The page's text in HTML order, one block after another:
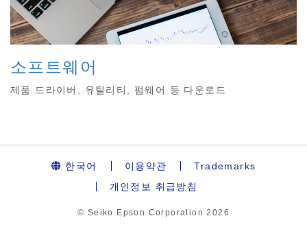
소프트웨어
제품 드라이버, 유틸리티, 펌웨어 등 다운로드
한국어 이용약관
Trademarks
개인정보 취급방침
© Seiko Epson Corporation2026